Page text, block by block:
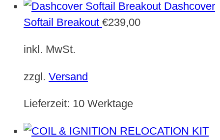
Dashcover
Softail Breakout €239,00
inkl. MwSt.
zzgl. Versand
Lieferzeit: 10 Werktage